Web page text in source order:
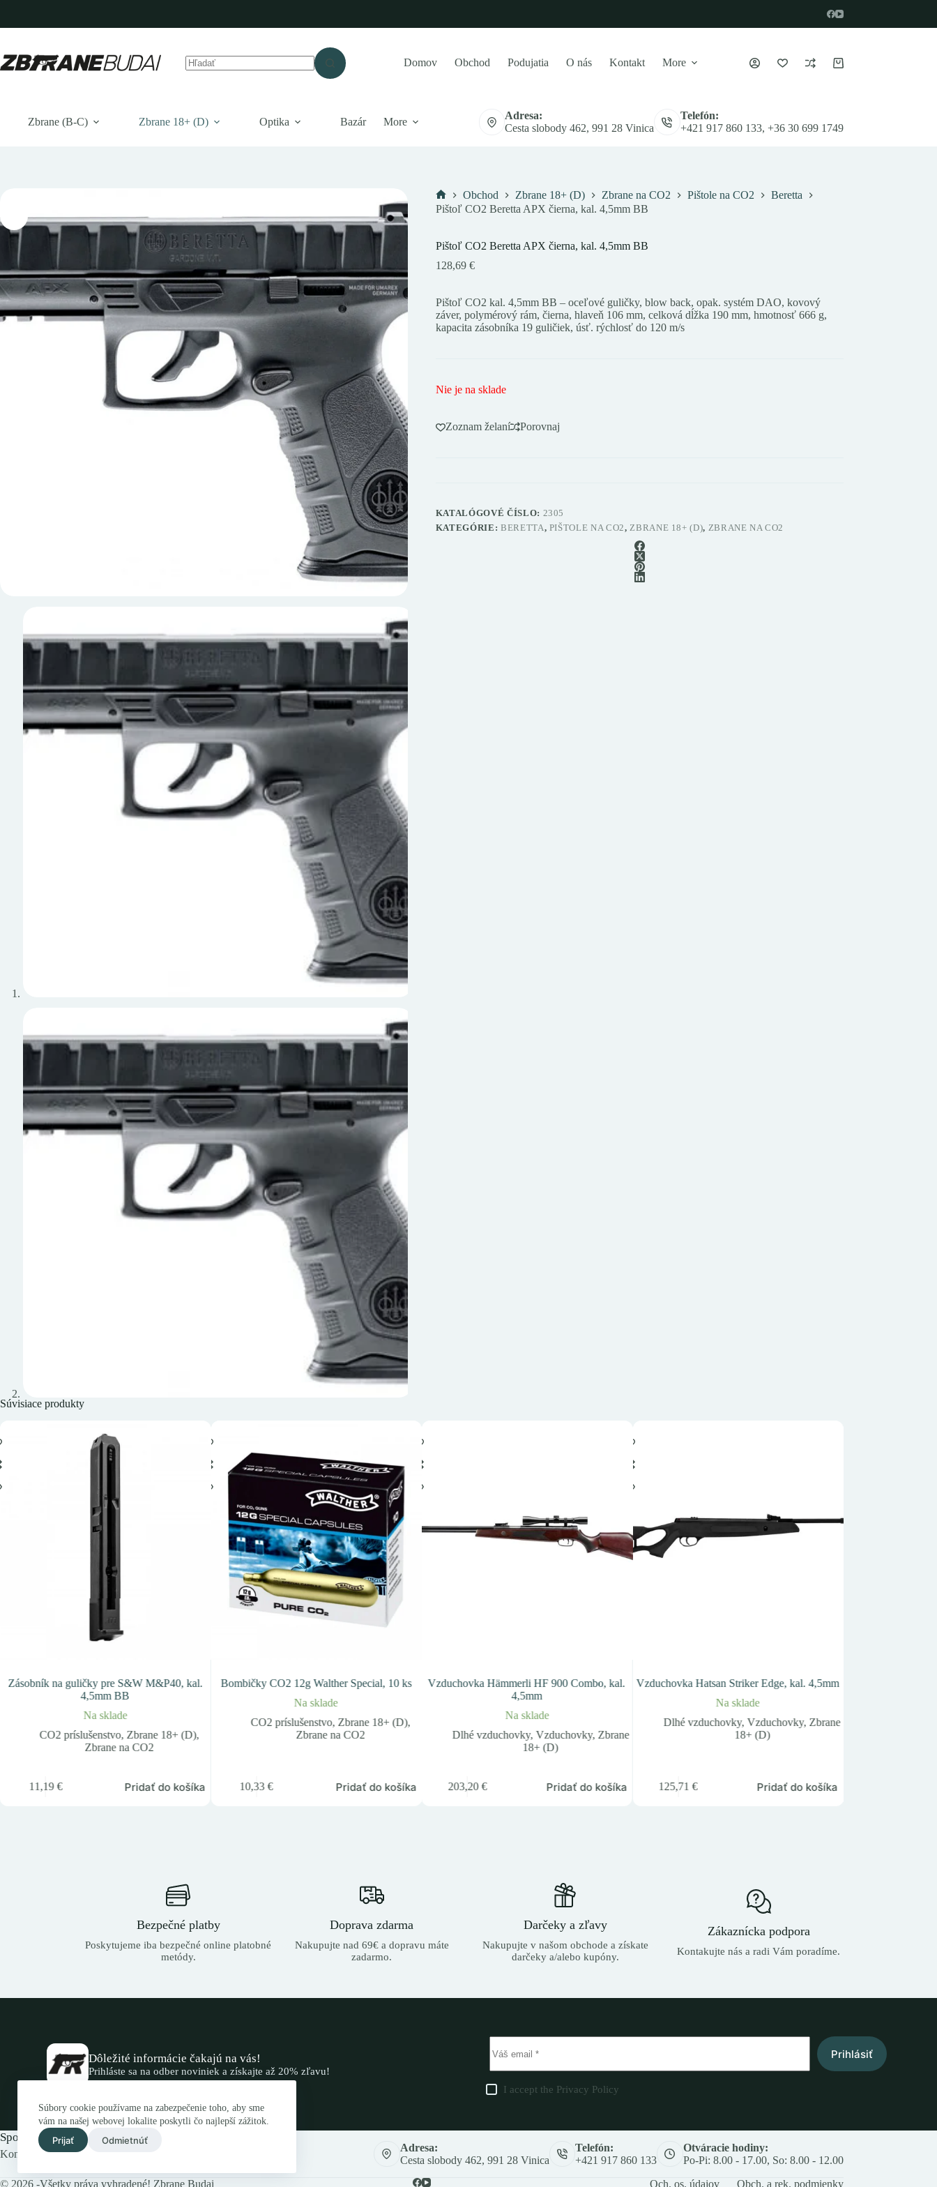
obsah
Súbory cookie používame na zabezpečenie toho, aby sme
vám na našej webovej lokalite poskytli čo najlepší zážitok.
Prijať Odmietnúť
Domov Obchod Podujatia O nás Kontakt More
Nákupný
Zbrane (B-C) Zbrane 18+ (D) Optika Bazár More
Adresa:
Cesta slobody 462, 991 28 Vinica
Telefón:
+421 917 860 133, +36 30 699 1749
Domov
Obchod Zbrane 18+ (D) Zbrane na CO2 Pištole na CO2
Beretta
Pištoľ CO2 Beretta APX čierna, kal. 4,5mm BB
Pištoľ CO2 Beretta APX čierna, kal. 4,5mm BB
128,69 €
Pištoľ CO2 kal. 4,5mm BB – oceľové guličky, blow back, opak. systém DAO, kovový
záver, polymérový rám, čierna, hlaveň 106 mm, celková dĺžka 190 mm, hmotnosť 666 g,
kapacita zásobníka 19 guličiek, úsť. rýchlosť do 120 m/s
Nie je na sklade
Zoznam želaní Porovnaj
KATALÓGOVÉ ČÍSLO: 2305
KATEGÓRIE: BERETTA, PIŠTOLE NA CO2, ZBRANE 18+ (D), ZBRANE NA CO2
Súvisiace produkty
Zásobník na guličky pre S&W M&P40, kal.
4,5mm BB
Na sklade
CO2 príslušenstvo, Zbrane 18+ (D),
Zbrane na CO2
11,19€ Pridať do košíka
Bombičky CO2 12g Walther Special, 10 ks
Na sklade
CO2 príslušenstvo, Zbrane 18+ (D),
Zbrane na CO2
10,33€ Pridať do košíka
Vzduchovka Hämmerli HF 900 Combo, kal.
4,5mm
Na sklade
Dlhé vzduchovky,Vzduchovky, Zbrane
18+ (D)
203,20€ Pridať do košíka
Vzduchovka Hatsan Striker Edge, kal. 4,5mm
Na sklade
Dlhé vzduchovky,Vzduchovky, Zbrane
18+ (D)
125,71€ Pridať do košíka
Bezpečné platby
Poskytujeme iba bezpečné online platobné
metódy.
Doprava zdarma
Nakupujte nad 69€ a dopravu máte
zadarmo.
Darčeky a zľavy
Nakupujte v našom obchode a získate
darčeky a/alebo kupóny.
Zákaznícka podpora
Kontakujte nás a radi Vám poradíme.
Dôležité informácie čakajú na vás!
Prihláste sa na odber noviniek a získajte až 20% zľavu!
Prihlásiť
I accept the Privacy Policy
Spojte sa s nami.
Kontaktujte nás elektronicky alebo navštívte náš obchod.
Adresa:
Cesta slobody 462, 991 28 Vinica
Telefón:
+421 917 860 133
Otváracie hodiny:
Po-Pi: 8.00 - 17.00, So: 8.00 - 12.00
© 2026 -Všetky práva vyhradené! Zbrane Budai Och. os. údajov Obch. a rek. podmienky